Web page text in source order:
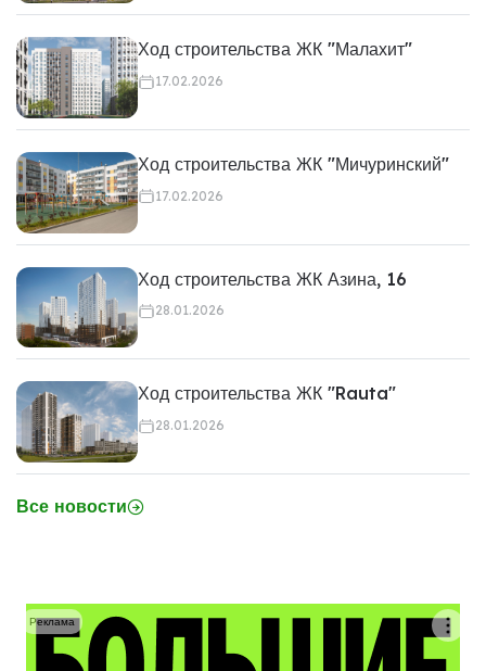
Ход строительства ЖК "Малахит"
17.02.2026
Ход строительства ЖК "Мичуринский"
17.02.2026
Ход строительства ЖК Азина, 16
28.01.2026
Ход строительства ЖК "Rauta"
28.01.2026
Все новости
Реклама